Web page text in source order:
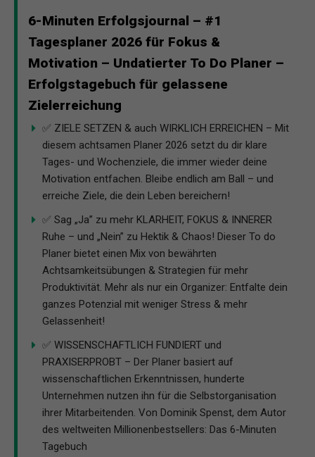
6-Minuten Erfolgsjournal – #1
Tagesplaner 2026 für Fokus &
Motivation – Undatierter To Do Planer –
Erfolgstagebuch für gelassene
Zielerreichung
✅ ZIELE SETZEN & auch WIRKLICH ERREICHEN – Mit
diesem achtsamen Planer 2026 setzt du dir klare
Tages- und Wochenziele, die immer wieder deine
Motivation entfachen. Bleibe endlich am Ball – und
erreiche Ziele, die dein Leben bereichern!
✅ Sag „Ja” zu mehr KLARHEIT, FOKUS & INNERER
Ruhe – und „Nein” zu Hektik & Chaos! Dieser To do
Planer bietet einen Mix von bewährten
Achtsamkeitsübungen & Strategien für mehr
Produktivität. Mehr als nur ein Organizer: Entfalte dein
ganzes Potenzial mit weniger Stress & mehr
Gelassenheit!
✅ WISSENSCHAFTLICH FUNDIERT und
PRAXISERPROBT – Der Planer basiert auf
wissenschaftlichen Erkenntnissen, hunderte
Unternehmen nutzen ihn für die Selbstorganisation
ihrer Mitarbeitenden. Von Dominik Spenst, dem Autor
des weltweiten Millionenbestsellers: Das 6-Minuten
Tagebuch